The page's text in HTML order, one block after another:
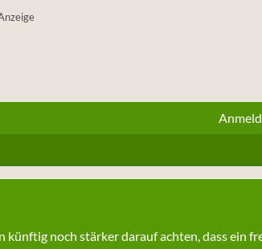
noch stärker darauf achten, dass ein